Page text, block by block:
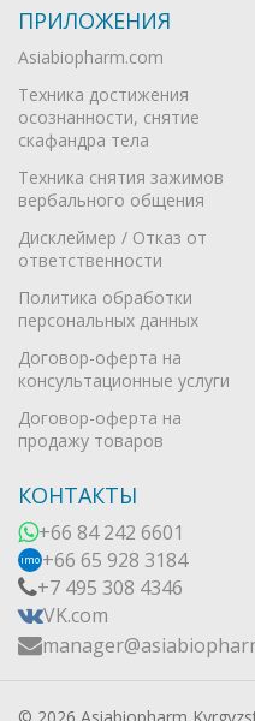
ПРИЛОЖЕНИЯ
Asiabiopharm.com
Техника достижения
осознанности, снятие
скафандра тела
Техника снятия зажимов
вербального общения
Дисклеймер / Отказ от
ответственности
Политика обработки
персональных данных
Договор-оферта на
консультационные услуги
Договор-оферта на
продажу товаров
КОНТАКТЫ
+66 84 242 6601
imo +66 65 928 3184
+7 495 308 4346
VK.com